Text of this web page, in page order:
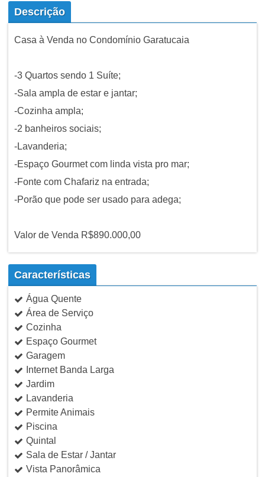
Descrição
Casa à Venda no Condomínio Garatucaia
-3 Quartos sendo 1 Suíte;
-Sala ampla de estar e jantar;
-Cozinha ampla;
-2 banheiros sociais;
-Lavanderia;
-Espaço Gourmet com linda vista pro mar;
-Fonte com Chafariz na entrada;
-Porão que pode ser usado para adega;
Valor de Venda R$890.000,00
Características
Água Quente
Área de Serviço
Cozinha
Espaço Gourmet
Garagem
Internet Banda Larga
Jardim
Lavanderia
Permite Animais
Piscina
Quintal
Sala de Estar / Jantar
Vista Panorâmica